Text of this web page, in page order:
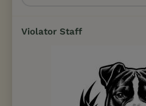
Violator Staff